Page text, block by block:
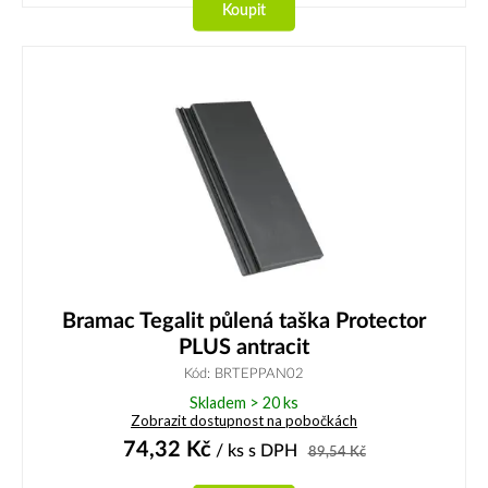
Koupit
Bramac Tegalit půlená taška Protector
PLUS antracit
Kód: BRTEPPAN02
Skladem > 20 ks
Zobrazit dostupnost na pobočkách
74,32 Kč/ ks s DPH 89,54Kč